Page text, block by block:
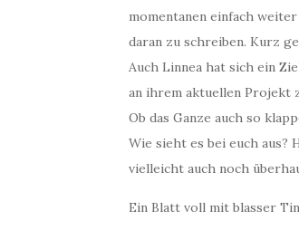
momentanen einfach
daran zu schreiben. Kurz
Auch Linnea hat sich ein
an ihrem aktuellen Projekt
Ob das Ganze auch so
Wie sieht es bei euch
vielleicht auch noch
Ein Blatt voll mit blasser